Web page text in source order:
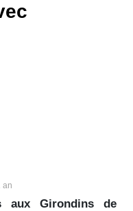
an
aux Girondins de